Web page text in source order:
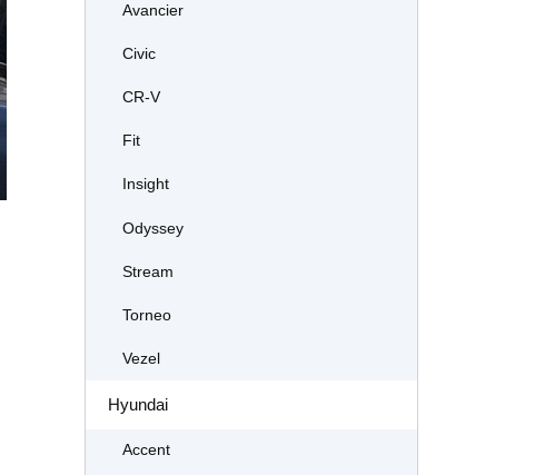
Avancier
Civic
CR-V
Fit
Insight
Odyssey
Stream
Torneo
Vezel
Hyundai
Accent